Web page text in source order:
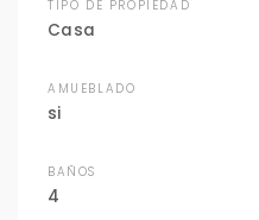
TIPO DE PROPIEDAD
Casa
AMUEBLADO
si
BAÑOS
4